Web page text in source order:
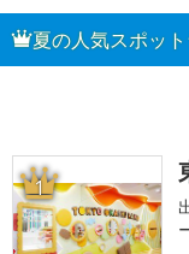
夏の人気スポッ
1